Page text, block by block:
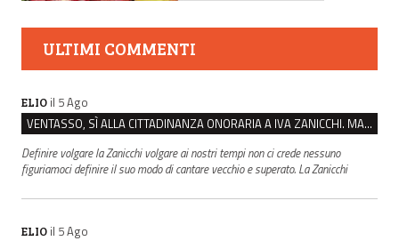
ULTIMI COMMENTI
ELIO il 5 Ago
VENTASSO, SÌ ALLA CITTADINANZA ONORARIA A IVA ZANICCHI. MA BARGIACCHI: “È DI PESSIMO GUSTO”
Definire volgare la Zanicchi volgare ai nostri tempi non ci crede nessuno
figuriamoci definire il suo modo di cantare vecchio e superato. La Zanicchi
ELIO il 5 Ago